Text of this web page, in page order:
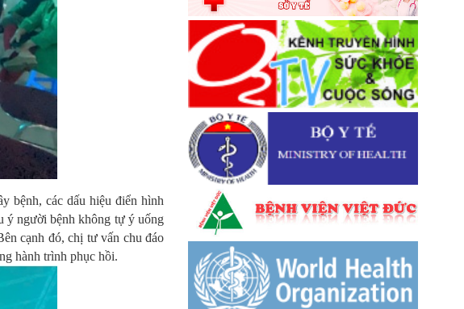
bệnh, các dấu hiệu điển hình
ý người bệnh không tự ý uống
cạnh đó, chị tư vấn chu đáo
hành trình phục hồi.